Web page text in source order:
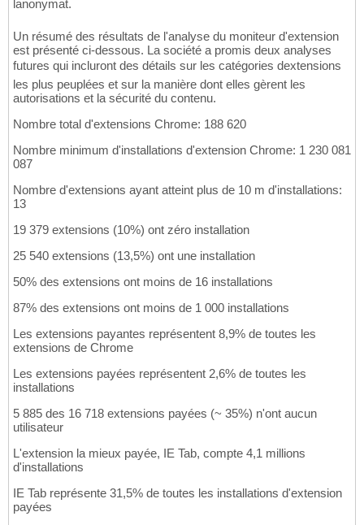
lanonymat.
Un résumé des résultats de l'analyse du moniteur d'extension
est présenté ci-dessous. La société a promis deux analyses
futures qui incluront des détails sur les catégories dextensions
les plus peuplées et sur la manière dont elles gèrent les
autorisations et la sécurité du contenu.
Nombre total d'extensions Chrome: 188 620
Nombre minimum d'installations d'extension Chrome: 1 230 081
087
Nombre d'extensions ayant atteint plus de 10 m d'installations:
13
19 379 extensions (10%) ont zéro installation
25 540 extensions (13,5%) ont une installation
50% des extensions ont moins de 16 installations
87% des extensions ont moins de 1 000 installations
Les extensions payantes représentent 8,9% de toutes les
extensions de Chrome
Les extensions payées représentent 2,6% de toutes les
installations
5 885 des 16 718 extensions payées (~ 35%) n'ont aucun
utilisateur
L'extension la mieux payée, IE Tab, compte 4,1 millions
d'installations
IE Tab représente 31,5% de toutes les installations d'extension
payées